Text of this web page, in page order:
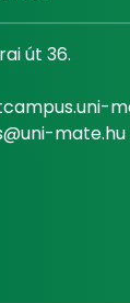
út 36.
mate.hu